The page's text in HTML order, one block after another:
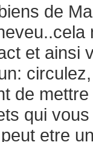
de
et ainsi
de
qui
etre